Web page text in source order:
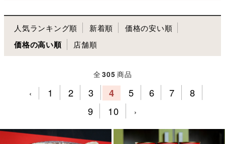
人気ランキング順 新着順 価格の安い順
価格の高い順 店舗順
全305 商品
‹ 1 2 3 4 5 6 7
8
9
10 ›